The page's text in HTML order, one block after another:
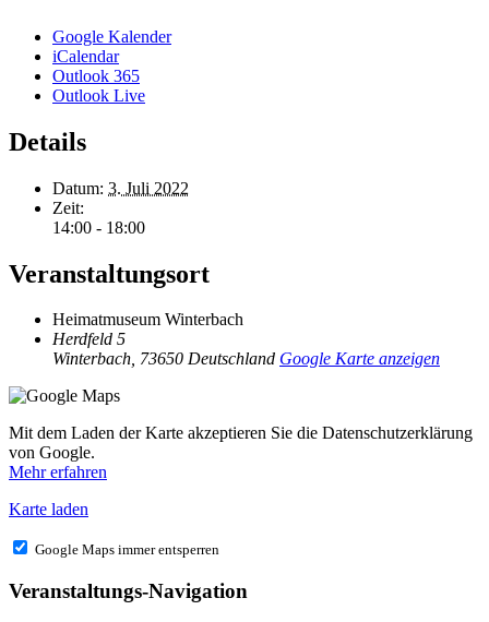
Google Kalender
iCalendar
Outlook 365
Outlook Live
Details
Datum: 3. Juli 2022
Zeit:
14:00 - 18:00
Veranstaltungsort
Heimatmuseum Winterbach
Herdfeld 5
Winterbach, 73650 Deutschland Google Karte anzeigen
Mit dem Laden der Karte akzeptieren Sie die Datenschutzerklärung
von Google.
Mehr erfahren
Karte laden
Google Maps immer entsperren
Veranstaltungs-Navigation